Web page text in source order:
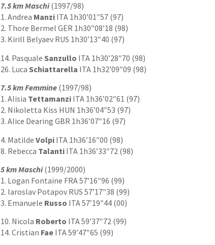
7.5 km Maschi(1997/98)
1. Andrea Manzi ITA 1h30’01″57 (97)
2. Thore Bermel GER 1h30″08’18 (98)
3. Kirill Belyaev RUS 1h30’13″40 (97)
14. Pasquale Sanzullo ITA 1h30’28″70 (98)
26. Luca Schiattarella ITA 1h32’09″09 (98)
7.5 km Femmine (1997/98)
1. Alisia Tettamanzi ITA 1h36’02″61 (97)
2. Nikoletta Kiss HUN 1h36’04″53 (97)
3. Alice Dearing GBR 1h36’07″16 (97)
4. Matilde Volpi ITA 1h36’16″00 (98)
8. Rebecca Talanti ITA 1h36’33″72 (98)
5 km Maschi(1999/2000)
1. Logan Fontaine FRA 57’16″96 (99)
2. Iaroslav Potapov RUS 57’17″38 (99)
3. Emanuele Russo ITA 57’19″44 (00)
10. Nicola Roberto ITA 59’37″72 (99)
14. Cristian Fae ITA 59’47″65 (99)